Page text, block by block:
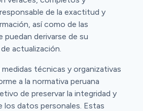
de la exactitud y
así como de las
puedan derivarse de su
actualización.
técnicas y organizativas
a la normativa peruana
de preservar la integridad y
los datos personales. Estas